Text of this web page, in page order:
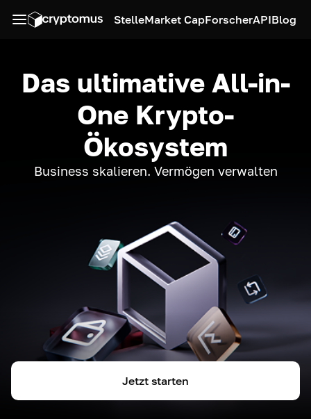
StelleMarket CapForscherAPIBlog
Das ultimative All-in-
One Krypto-
Ökosystem
Business skalieren. Vermögen verwalten
Jetzt starten